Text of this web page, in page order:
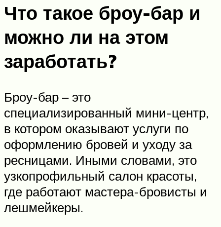
Что такое броу-бар и
можно ли на этом
заработать?
Броу-бар – это
специализированный мини-центр,
в котором оказывают услуги по
оформлению бровей и уходу за
ресницами. Иными словами, это
узкопрофильный салон красоты,
где работают мастера-бровисты и
лешмейкеры.